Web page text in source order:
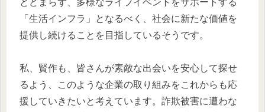
「生活インフラ」となるべく、社会に新たな価値を
提供し続けることを目指しているそうです。
私、賢作も、皆さんが素敵な出会いを安心して探せ
るよう、このような企業の取り組みをこれからも応
援していきたいと考えています。詐欺被害に遭わな